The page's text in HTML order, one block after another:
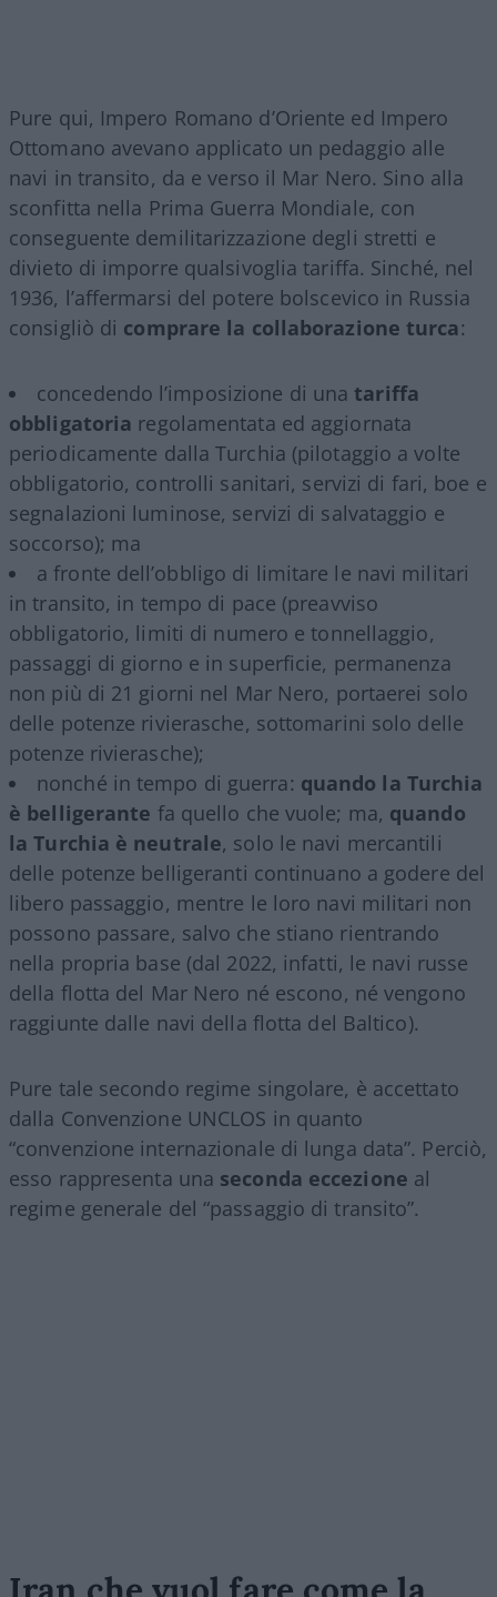
Pure qui, Impero Romano d’Oriente ed Impero
Ottomano avevano applicato un pedaggio alle
navi in transito, da e verso il Mar Nero. Sino alla
sconfitta nella Prima Guerra Mondiale, con
conseguente demilitarizzazione degli stretti e
divieto di imporre qualsivoglia tariffa. Sinché, nel
1936, l’affermarsi del potere bolscevico in Russia
consigliò di comprare la collaborazione turca:
concedendo l’imposizione di unatariffa
obbligatoria regolamentata ed aggiornata
periodicamente dalla Turchia (pilotaggio a volte
obbligatorio, controlli sanitari, servizi di fari, boe e
segnalazioni luminose, servizi di salvataggio e
soccorso); ma
a fronte dell’obbligo di limitare le navi militari
in transito, in tempo di pace (preavviso
obbligatorio, limiti di numero e tonnellaggio,
passaggi di giorno e in superficie, permanenza
non più di 21 giorni nel Mar Nero, portaerei solo
delle potenze rivierasche, sottomarini solo delle
potenze rivierasche);
nonché in tempo di guerra: quando la Turchia
è belligerante fa quello che vuole; ma, quando
la Turchia è neutrale, solo le navi mercantili
delle potenze belligeranti continuano a godere del
libero passaggio, mentre le loro navi militari non
possono passare, salvo che stiano rientrando
nella propria base (dal 2022, infatti, le navi russe
della flotta del Mar Nero né escono, né vengono
raggiunte dalle navi della flotta del Baltico).
Pure tale secondo regime singolare, è accettato
dalla Convenzione UNCLOS in quanto
“convenzione internazionale di lunga data”. Perciò,
esso rappresenta una seconda eccezione al
regime generale del “passaggio di transito”.